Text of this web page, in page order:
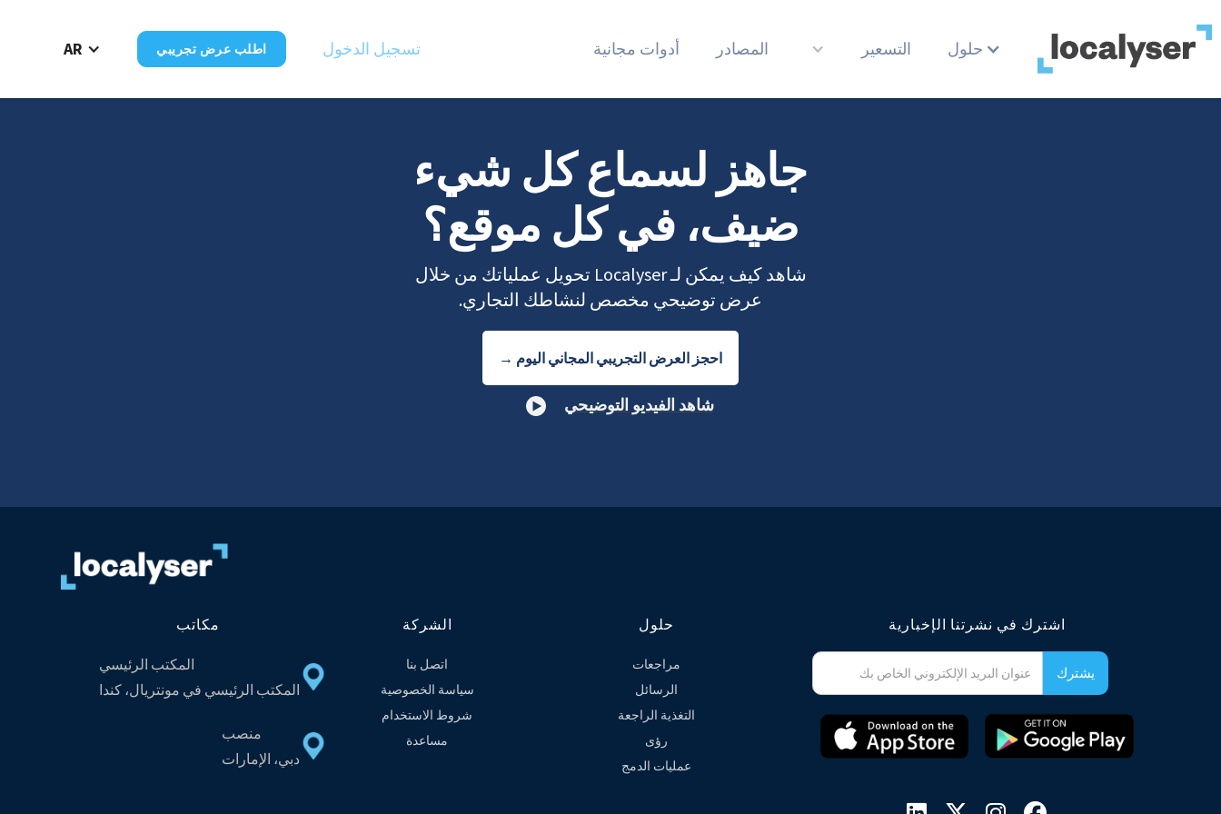
حلول التسعير المصادر أدوات مجانية تسجيل الدخول اطلب عرض تجريبي AR
جاهز لسماع كل شيء
ضيف، في كل موقع؟
شاهد كيف يمكن لـ Localyser تحويل عملياتك من خلال
عرض توضيحي مخصص لنشاطك التجاري.
احجز العرض التجريبي المجاني اليوم →
شاهد الفيديو التوضيحي
مكاتب
المكتب الرئيسي
المكتب الرئيسي في مونتريال، كندا
منصب
دبي، الإمارات
الشركة
اتصل بنا
سياسة الخصوصية
شروط الاستخدام
مساعدة
حلول
مراجعات
الرسائل
التغذية الراجعة
رؤى
عمليات الدمج
اشترك في نشرتنا الإخبارية